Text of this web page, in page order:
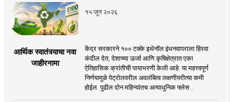
१५ जून २०२६
आर्थिक स्वातंत्र्याचा नवा
जाहीरनामा
केंद्र सरकारने १०० टक्के इथेनॉल इंधनवापराला हिरवा
कंदील देत, देशाच्या ऊर्जा आणि कृषिक्षेत्रात एका
ऐतिहासिक क्रांतीची पायाभरणी केली आहे. या महत्त्वपूर्ण
निर्णयामुळे पेट्रोलवरील अवलंबित्व लक्षणीयरीत्या कमी
होईल. पुढील दोन महिन्यांतच अत्याधुनिक फ्लेस ..